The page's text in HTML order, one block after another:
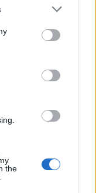
or more Google
You may click to
party tags to
in below Google
the
verifica più
a
alle
conservati.
e l’inchiesta
di sicurezza